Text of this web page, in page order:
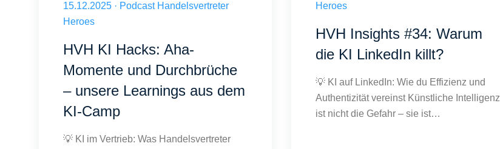
Veröffentlicht am 15.12.2025
15.12.2025 · Podcast Handelsvertreter
Heroes
HVH KI Hacks: Aha-
Momente und Durchbrüche
– unsere Learnings aus dem
KI-Camp
💡 KI im Vertrieb: Was Handelsvertreter
Heroes
HVH Insights #34: Warum
die KI LinkedIn killt?
💡 KI auf LinkedIn: Wie du Effizienz und
Authentizität vereinst Künstliche Intelligenz
ist nicht die Gefahr – sie ist…